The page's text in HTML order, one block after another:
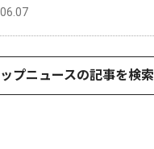
プニュースの記事を検索